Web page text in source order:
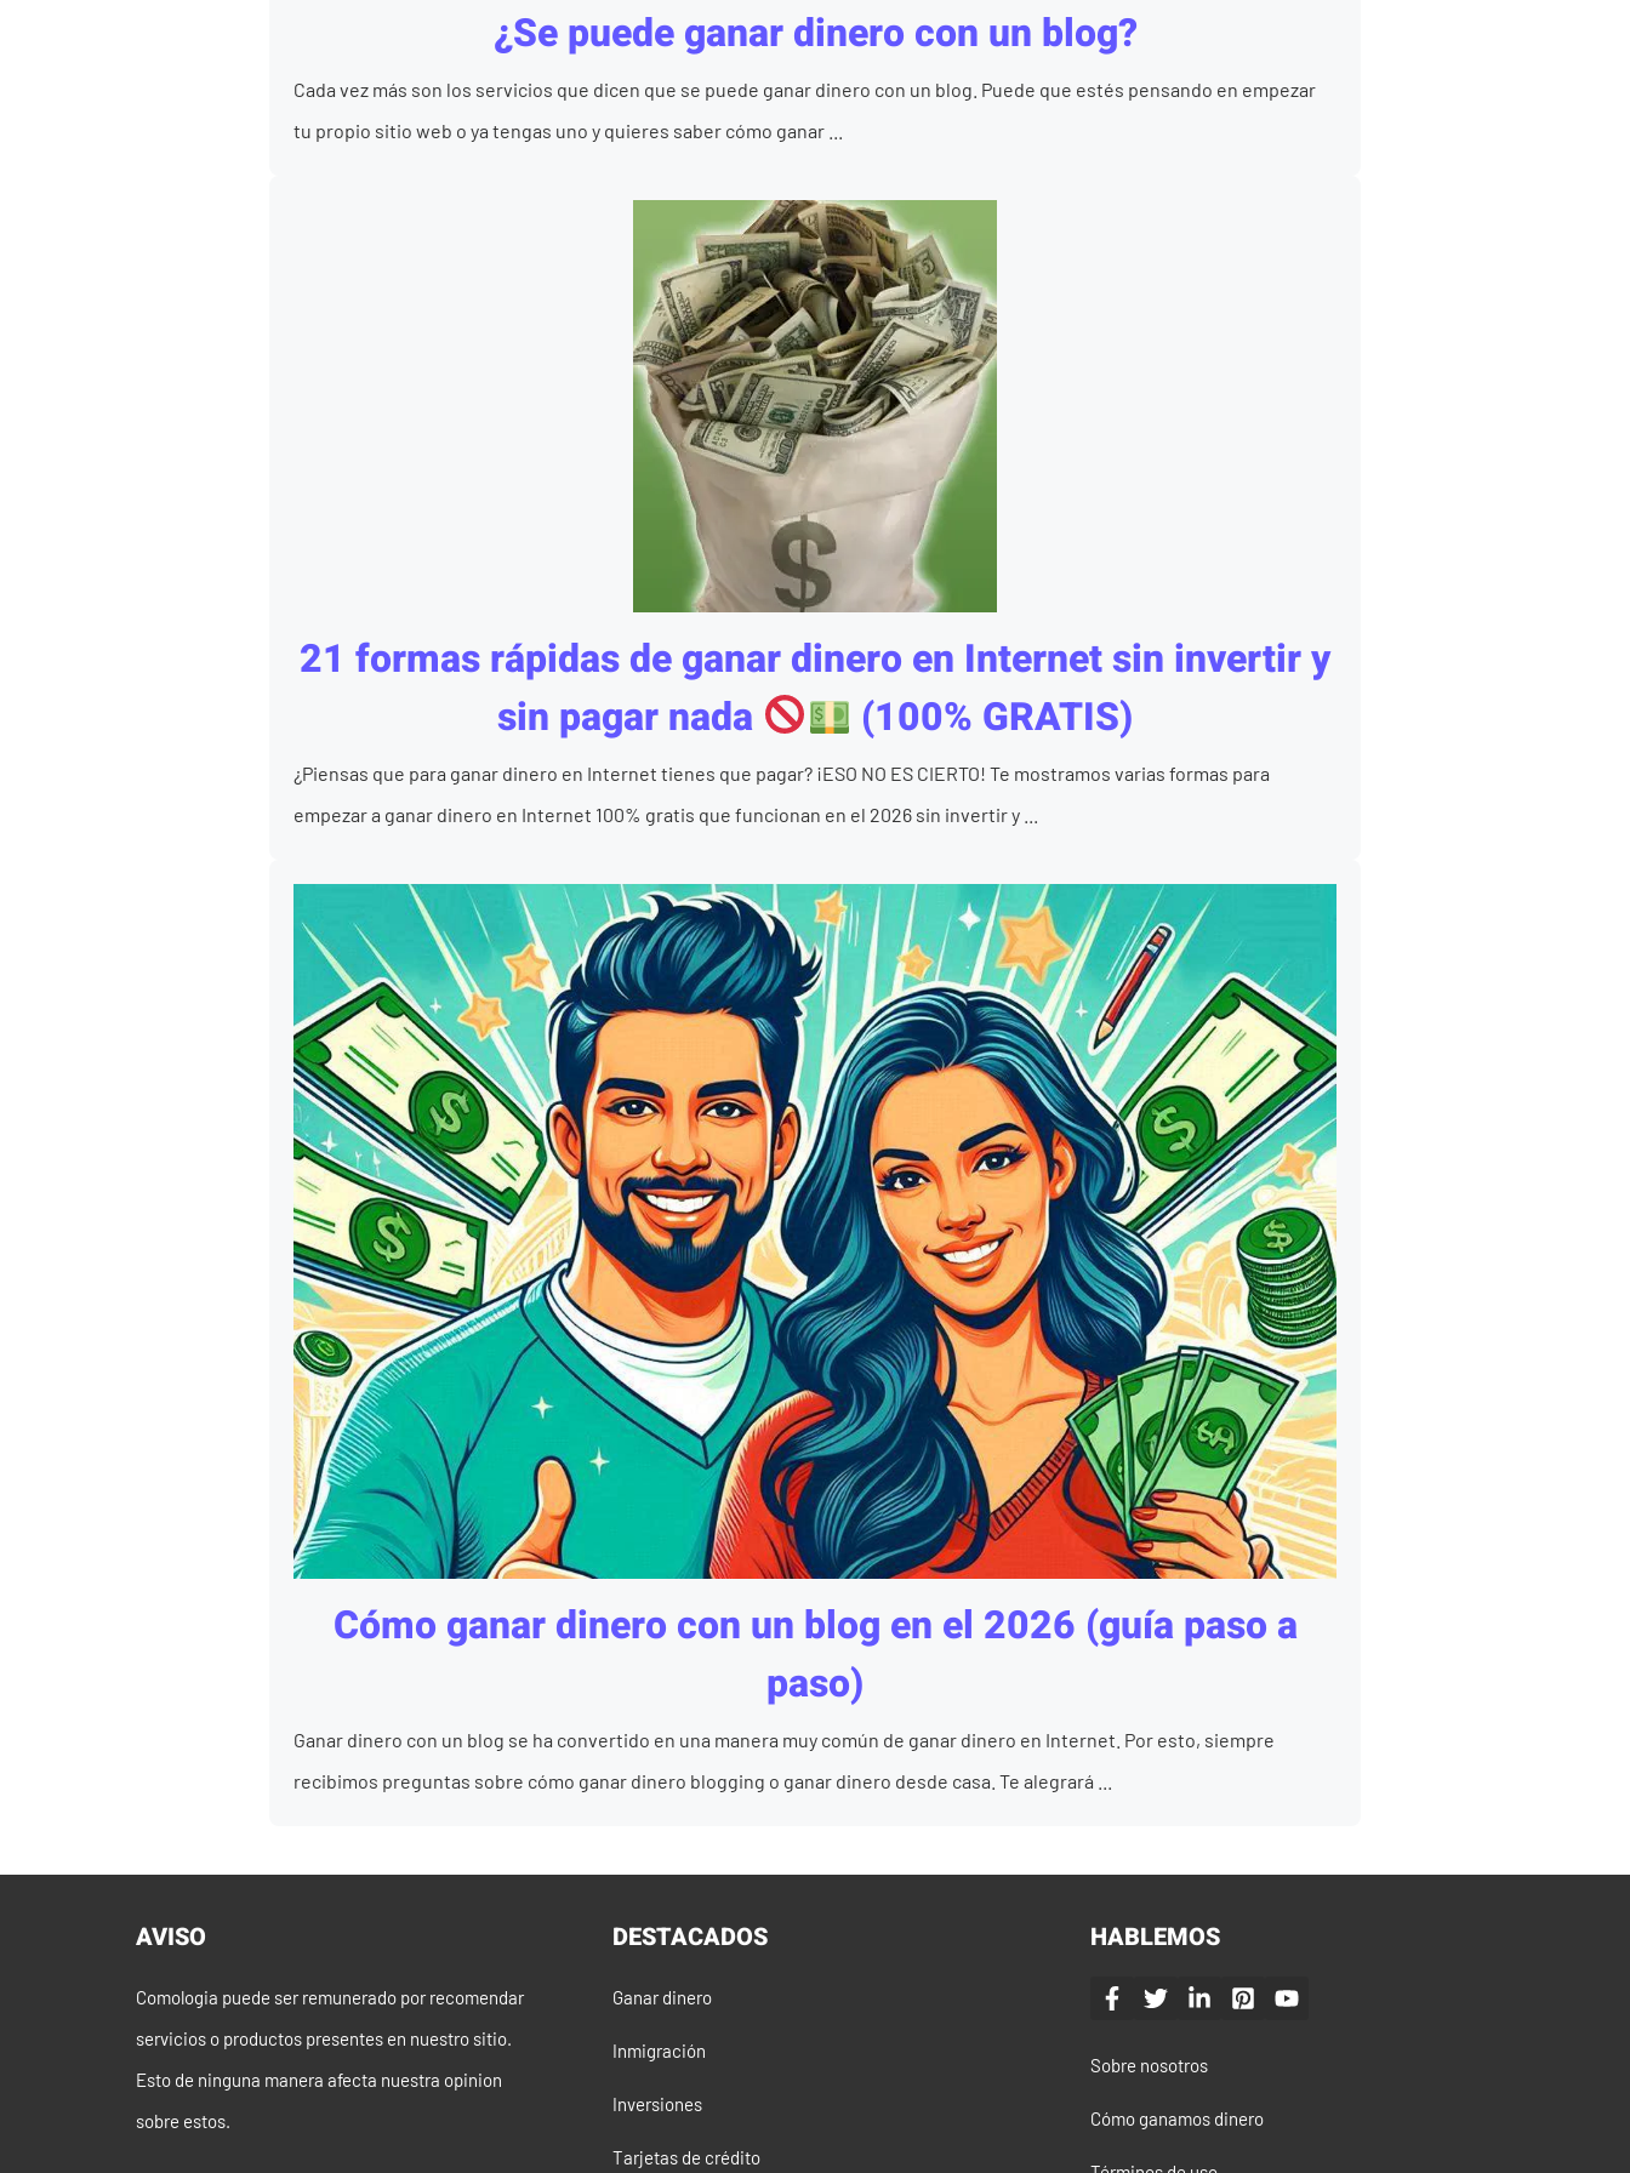
¿Se puede ganar dinero con un blog?
Cada vez más son los servicios que dicen que se puede ganar dinero con un blog. Puede que estés pensando en empezar
tu propio sitio web o ya tengas uno y quieres saber cómo ganar ...
21 formas rápidas de ganar dinero en Internet sin invertir y
sin pagar nada
(100% GRATIS)
¿Piensas que para ganar dinero en Internet tienes que pagar? ¡ESO NO ES CIERTO! Te mostramos varias formas para
empezar a ganar dinero en Internet 100% gratis que funcionan en el 2026 sin invertir y ...
Cómo ganar dinero con un blog en el 2026 (guía paso a
paso)
Ganar dinero con un blog se ha convertido en una manera muy común de ganar dinero en Internet. Por esto, siempre
recibimos preguntas sobre cómo ganar dinero blogging o ganar dinero desde casa. Te alegrará ...
AVISO
Comologia puede ser remunerado por recomendar
servicios o productos presentes en nuestro sitio.
Esto de ninguna manera afecta nuestra opinion
sobre estos.
DESTACADOS
Ganar dinero
Inmigración
Inversiones
Tarjetas de crédito
HABLEMOS
Sobre nosotros
Cómo ganamos dinero